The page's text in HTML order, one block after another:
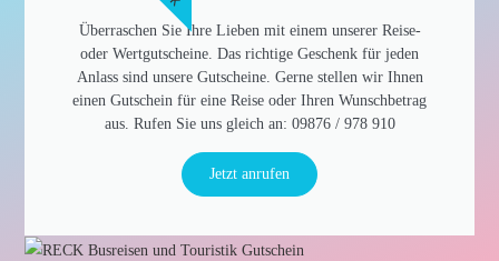
Überraschen Sie Ihre Lieben mit einem unserer Reise-
oder Wertgutscheine. Das richtige Geschenk für jeden
Anlass sind unsere Gutscheine. Gerne stellen wir Ihnen
einen Gutschein für eine Reise oder Ihren Wunschbetrag
aus. Rufen Sie uns gleich an: 09876 / 978 910​
Jetzt anrufen